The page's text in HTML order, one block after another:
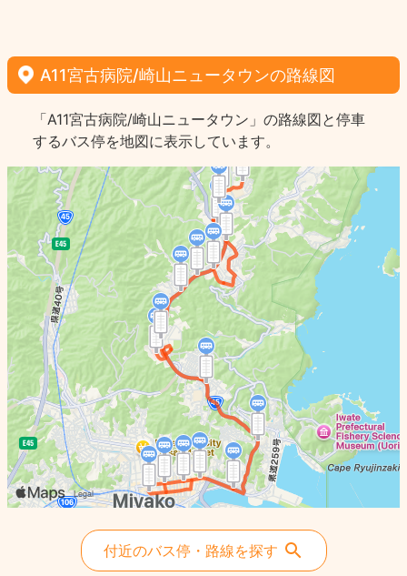
A11宮古病院/崎山ニュータウンの路線図
「A11宮古病院/崎山ニュータウン」の路線図と停車
するバス停を地図に表示しています。
付近のバス停・路線を探す